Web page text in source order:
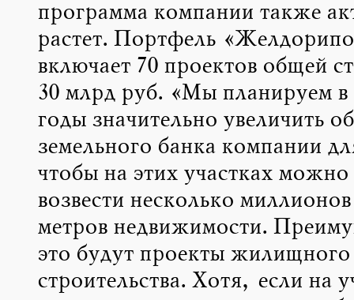
программа компании также
растет. Портфель
включает 70 проектов общей
30 млрд руб. «Мы планируем
годы значительно увеличить
земельного банка компании
чтобы на этих участках
возвести несколько
метров недвижимости.
это будут проекты жилищного
строительства. Хотя, если на